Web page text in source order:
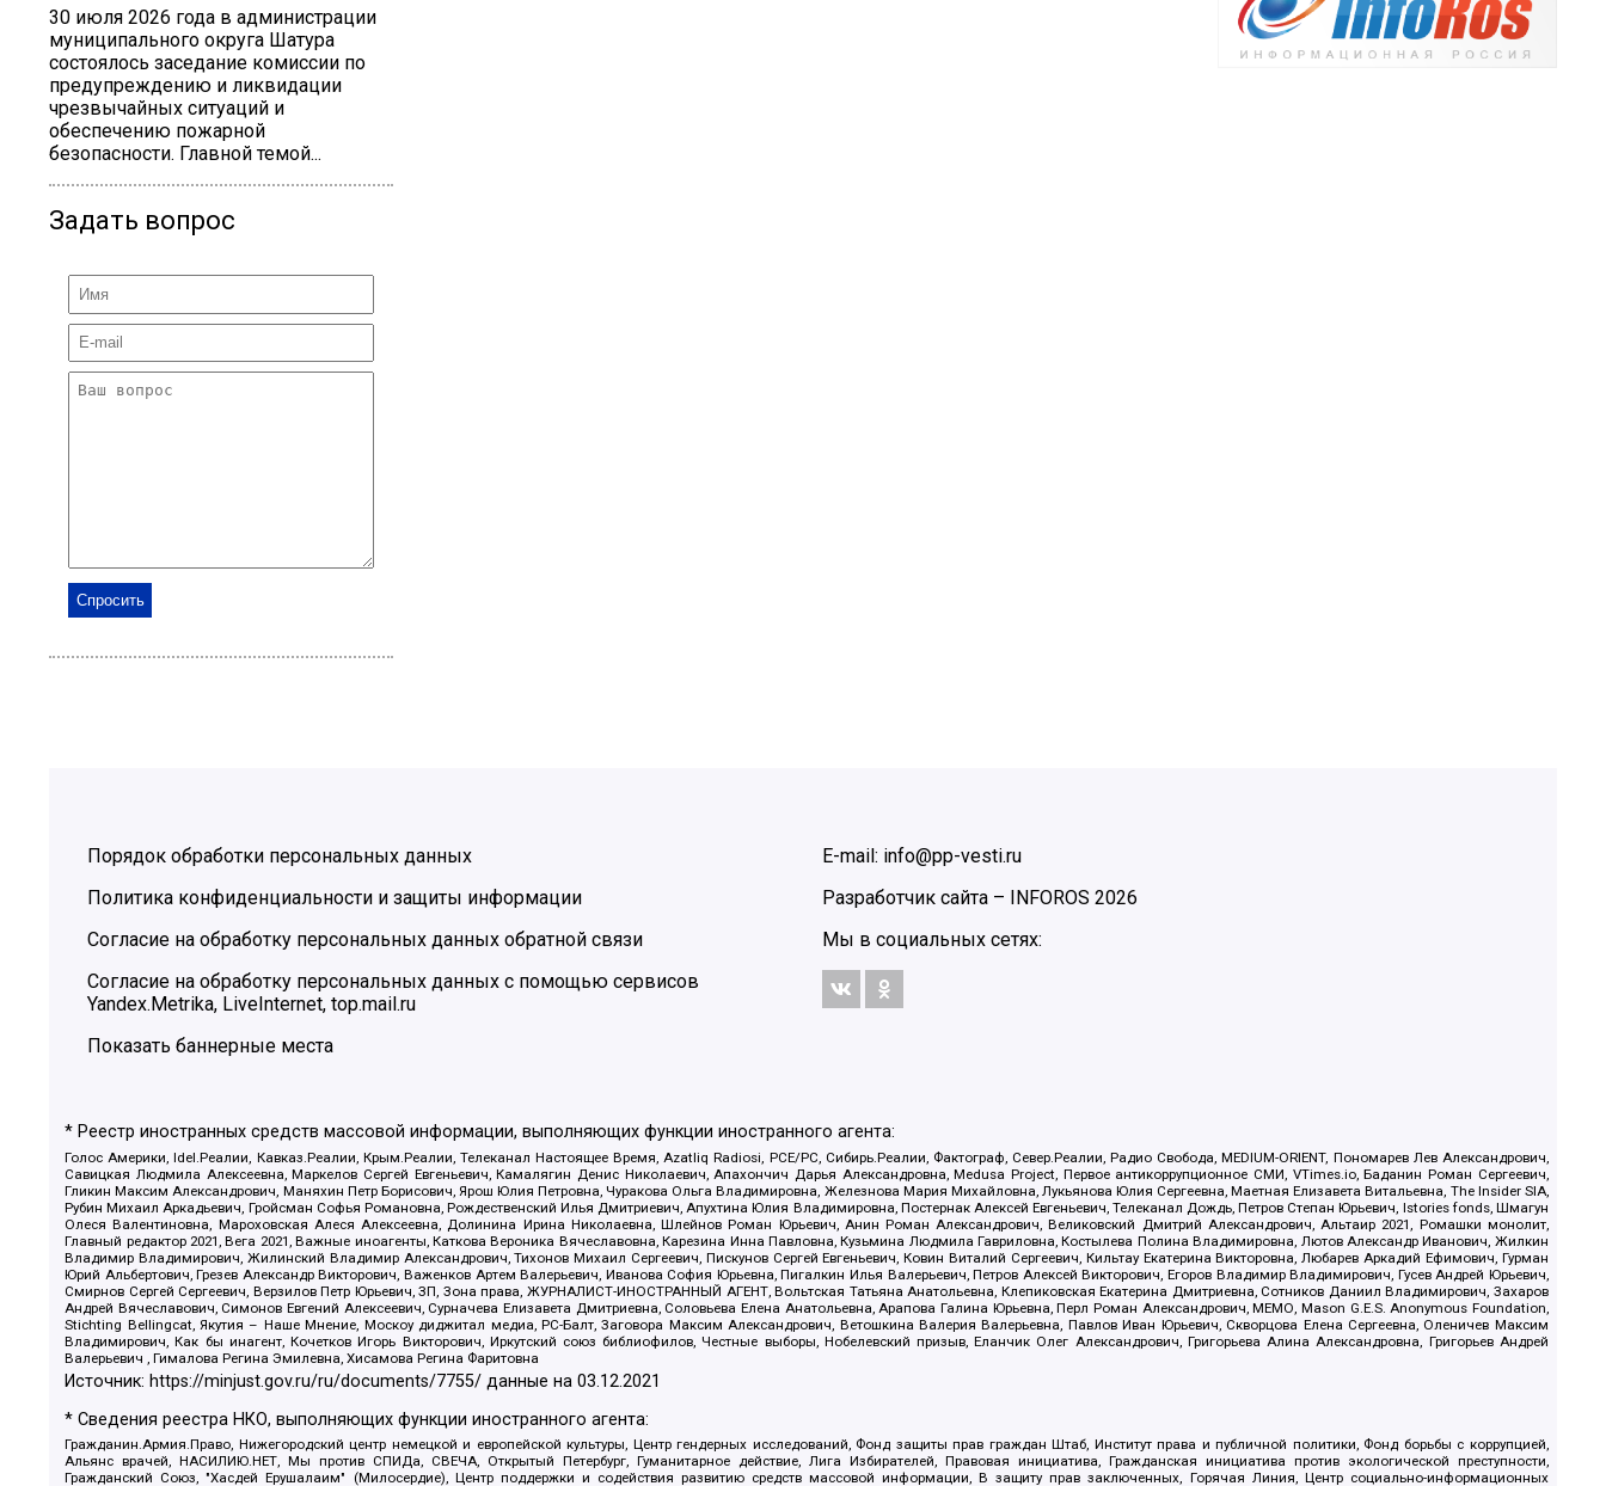
30 июля 2026 года в администрации
муниципального округа Шатура
состоялось заседание комиссии по
предупреждению и ликвидации
чрезвычайных ситуаций и
обеспечению пожарной
безопасности. Главной темой...
Задать вопрос
Порядок обработки персональных данных
Политика конфиденциальности и защиты информации
Согласие на обработку персональных данных обратной связи
Согласие на обработку персональных данных с помощью сервисов
Yandex.Metrika, LiveInternet, top.mail.ru
Показать баннерные места
E-mail: info@pp-vesti.ru
Разработчик сайта –
INFOROS 2026
Мы в социальных сетях:
* Реестр иностранных средств массовой информации, выполняющих функции иностранного агента:
Голос Америки, Idel.Реалии, Кавказ.Реалии, Крым.Реалии, Телеканал Настоящее Время, Azatliq Radiosi, PCE/PC, Сибирь.Реалии, Фактограф, Север.Реалии, Радио Свобода, MEDIUM-ORIENT, Пономарев Лев Александрович,
Савицкая Людмила Алексеевна, Маркелов Сергей Евгеньевич, Камалягин Денис Николаевич, Апахончич Дарья Александровна, Medusa Project, Первое антикоррупционное СМИ, VTimes.io, Баданин Роман Сергеевич,
Гликин Максим Александрович, Маняхин Петр Борисович, Ярош Юлия Петровна, Чуракова Ольга Владимировна, Железнова Мария Михайловна, Лукьянова Юлия Сергеевна, Маетная Елизавета Витальевна, The Insider SIA,
Рубин Михаил Аркадьевич, Гройсман Софья Романовна, Рождественский Илья Дмитриевич, Апухтина Юлия Владимировна, Постернак Алексей Евгеньевич, Телеканал Дождь, Петров Степан Юрьевич, Istories fonds, Шмагун
Олеся Валентиновна, Мароховская Алеся Алексеевна, Долинина Ирина Николаевна, Шлейнов Роман Юрьевич, Анин Роман Александрович, Великовский Дмитрий Александрович, Альтаир 2021, Ромашки монолит,
Главный редактор 2021, Вега 2021, Важные иноагенты, Каткова Вероника Вячеславовна, Карезина Инна Павловна, Кузьмина Людмила Гавриловна, Костылева Полина Владимировна, Лютов Александр Иванович, Жилкин
Владимир Владимирович, Жилинский Владимир Александрович, Тихонов Михаил Сергеевич, Пискунов Сергей Евгеньевич, Ковин Виталий Сергеевич, Кильтау Екатерина Викторовна, Любарев Аркадий Ефимович, Гурман
Юрий Альбертович, Грезев Александр Викторович, Важенков Артем Валерьевич, Иванова София Юрьевна, Пигалкин Илья Валерьевич, Петров Алексей Викторович, Егоров Владимир Владимирович, Гусев Андрей Юрьевич,
Смирнов Сергей Сергеевич, Верзилов Петр Юрьевич, ЗП, Зона права, ЖУРНАЛИСТ-ИНОСТРАННЫЙ АГЕНТ, Вольтская Татьяна Анатольевна, Клепиковская Екатерина Дмитриевна, Сотников Даниил Владимирович, Захаров
Андрей Вячеславович, Симонов Евгений Алексеевич, Сурначева Елизавета Дмитриевна, Соловьева Елена Анатольевна, Арапова Галина Юрьевна, Перл Роман Александрович, МЕМО, Mason G.E.S. Anonymous Foundation,
Stichting Bellingcat, Якутия – Наше Мнение, Москоу диджитал медиа, РС-Балт, Заговора Максим Александрович, Ветошкина Валерия Валерьевна, Павлов Иван Юрьевич, Скворцова Елена Сергеевна, Оленичев Максим
Владимирович, Как бы инагент, Кочетков Игорь Викторович, Иркутский союз библиофилов, Честные выборы, Нобелевский призыв, Еланчик Олег Александрович, Григорьева Алина Александровна, Григорьев Андрей
Валерьевич , Гималова Регина Эмилевна, Хисамова Регина Фаритовна
Источник: https://minjust.gov.ru/ru/documents/7755/ данные на03.12.2021
* Сведения реестра НКО, выполняющих функции иностранного агента:
Гражданин.Армия.Право, Нижегородский центр немецкой и европейской культуры, Центр гендерных исследований, Фонд защиты прав граждан Штаб, Институт права и публичной политики, Фонд борьбы с коррупцией,
Альянс врачей, НАСИЛИЮ.НЕТ, Мы против СПИДа, СВЕЧА, Открытый Петербург, Гуманитарное действие, Лига Избирателей, Правовая инициатива, Гражданская инициатива против экологической преступности,
Гражданский Союз, "Хасдей Ерушалаим" (Милосердие), Центр поддержки и содействия развитию средств массовой информации, В защиту прав заключенных, Горячая Линия, Центр социально-информационных